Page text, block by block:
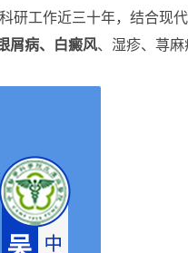
研工作近三十年，结合现
屑病、白癜风、湿疹、荨